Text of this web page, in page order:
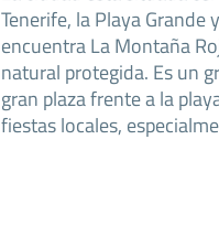
Tenerife, la Playa Grande
encuentra La Montaña
natural protegida. Es un
gran plaza frente a la
fiestas locales,